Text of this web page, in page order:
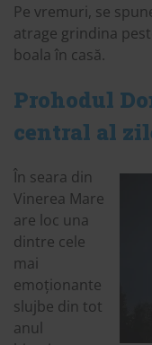
Pe vremuri, se
atrage grindina
boala în casă.
Prohodul
central al
În seara din
Vinerea Mare
are loc una
dintre cele
mai
emoționante
slujbe din tot
anul